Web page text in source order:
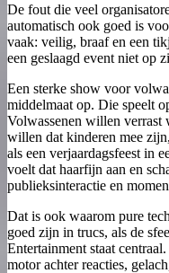
De fout die veel
automatisch ook goed is
vaak: veilig, braaf en een
een geslaagd event niet op
Een sterke show voor
middelmaat op. Die speelt
Volwassenen willen verrast
willen dat kinderen mee
als een verjaardagsfeest in
voelt dat haarfijn aan en
publieksinteractie en
Dat is ook waarom pure
goed zijn in trucs, als de
Entertainment staat
motor achter reacties,